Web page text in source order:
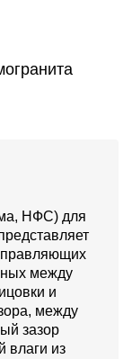
НФС) для
между
и
между
зазор
влаги из